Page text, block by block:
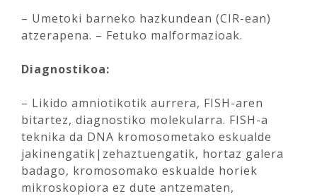
– Umetoki barneko hazkundean (CIR-ean)
atzerapena. – Fetuko malformazioak.
Diagnostikoa:
– Likido amniotikotik aurrera, FISH-aren
bitartez, diagnostiko molekularra. FISH-a
teknika da DNA kromosometako eskualde
jakinengatik|zehaztuengatik, hortaz galera
badago, kromosomako eskualde horiek
mikroskopiora ez dute antzematen,